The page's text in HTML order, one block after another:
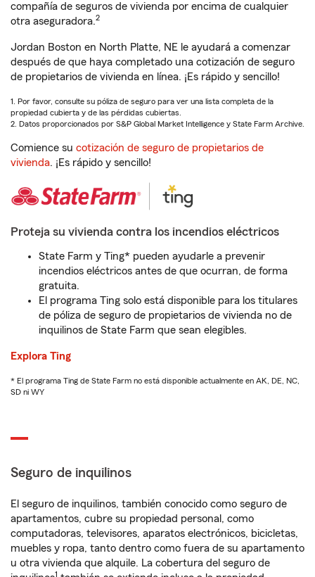
compañía de seguros de vivienda por encima de cualquier
otra aseguradora.2
Jordan Boston en North Platte, NE le ayudará a comenzar
después de que haya completado una cotización de seguro
de propietarios de vivienda en línea. ¡Es rápido y sencillo!
1. Por favor, consulte su póliza de seguro para ver una lista completa de la
propiedad cubierta y de las pérdidas cubiertas.
2. Datos proporcionados por S&P Global Market Intelligence y State Farm Archive.
Comience su cotización de seguro de propietarios de
vivienda. ¡Es rápido y sencillo!
Proteja su vivienda contra los incendios eléctricos
State Farm y Ting* pueden ayudarle a prevenir
incendios eléctricos antes de que ocurran, de forma
gratuita.
El programa Ting solo está disponible para los titulares
de póliza de seguro de propietarios de vivienda no de
inquilinos de State Farm que sean elegibles.
Explora Ting
* El programa Ting de State Farm no está disponible actualmente en AK, DE, NC,
SD ni WY
Seguro de inquilinos
El seguro de inquilinos, también conocido como seguro de
apartamentos, cubre su propiedad personal, como
computadoras, televisores, aparatos electrónicos, bicicletas,
muebles y ropa, tanto dentro como fuera de su apartamento
u otra vivienda que alquile. La cobertura del seguro de
1